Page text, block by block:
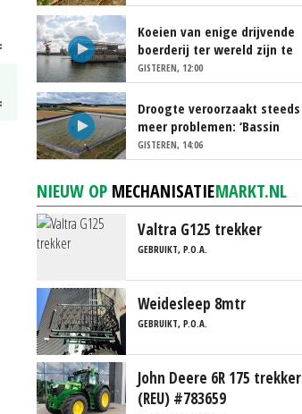
Koeien van enige drijvende
boerderij ter wereld zijn te
koop
GISTEREN, 12:00
Droogte veroorzaakt steeds
meer problemen: ‘Bassin
afgelopen week al leeg’
GISTEREN, 14:06
NIEUW OP MECHANISATIEMARKT.NL
Valtra G125 trekker
GEBRUIKT, P.O.A.
Weidesleep 8mtr
GEBRUIKT, P.O.A.
John Deere 6R 175 trekker
(REU) #783659